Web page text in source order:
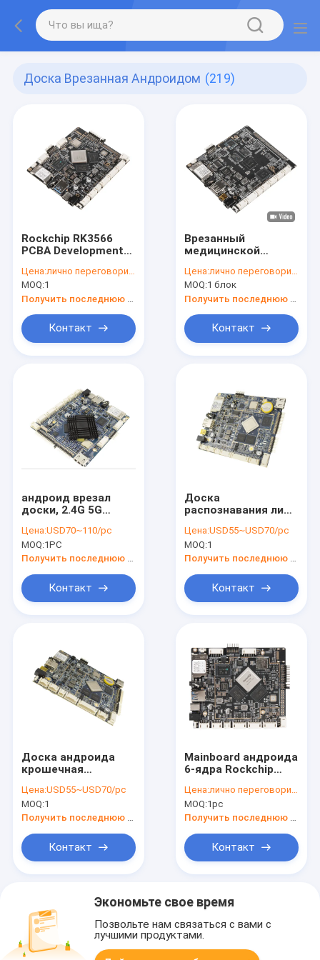
Доска Врезанная Андроидом (219)
Rockchip RK3566
PCBA Development
LVDS EDP MIPI LCD
Display Support
Цена:лично переговорить
MOQ:1
Контакт
Врезанный
медицинской
LVDS MIPI андроида
для рекламировать
экран дисплея/LCD
Цена:лично переговорить
MOQ:1 блок
Контакт
андроид врезал
доски, 2.4G 5G
врезанные каналом
доски ПК
Цена:USD70~110/pc
MOQ:1PC
Контакт
Доска
распознавания лиц
андроидом для
сетевых
интерфейсов умных
Цена:USD55~USD70/pc
MOQ:1
Контакт
Доска андроида
крошечная
доска набора
развития андроида
доступа
Цена:USD55~USD70/pc
MOQ:1
Получить последнюю цену
Контакт
Mainboard андроида
6-ядра Rockchip
RK3399
промышленное
врезанное PCBA
Цена:лично переговорить
MOQ:1pc
Получить последнюю цену
Контакт
Экономьте свое время
Позвольте нам связаться с вами с
лучшими продуктами.